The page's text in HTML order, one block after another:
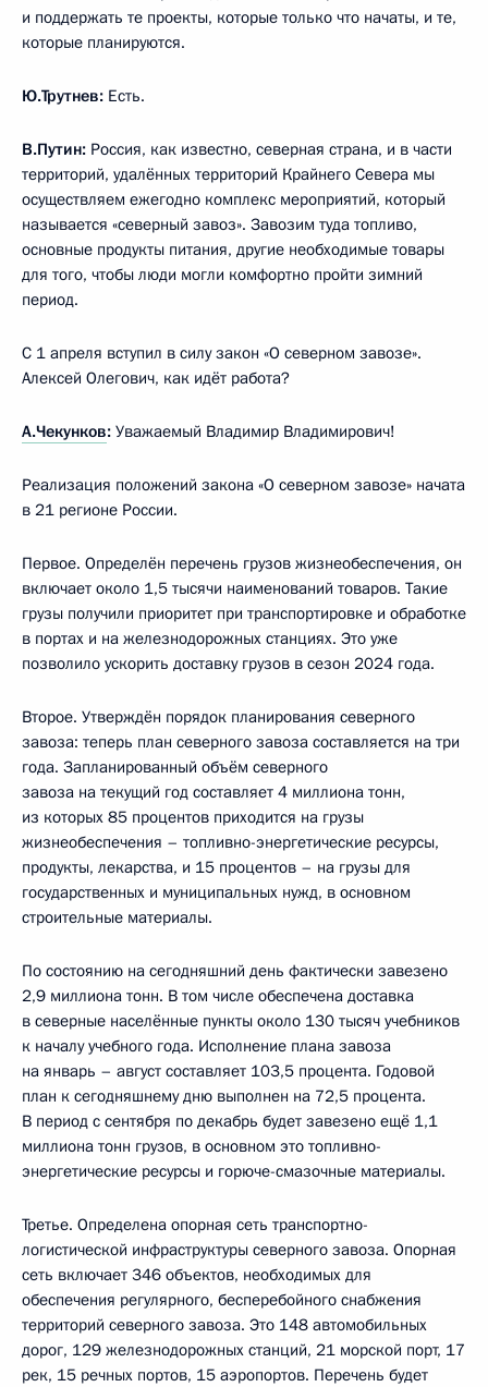
и поддержать те проекты, которые только что начаты, и те,
которые планируются.
Ю.Трутнев: Есть.
В.Путин: Россия, как известно, северная страна, и в части
территорий, удалённых территорий Крайнего Севера мы
осуществляем ежегодно комплекс мероприятий, который
называется «северный завоз». Завозим туда топливо,
основные продукты питания, другие необходимые товары
для того, чтобы люди могли комфортно пройти зимний
период.
С 1 апреля вступил в силу закон «О северном завозе».
Алексей Олегович, как идёт работа?
А.Чекунков: Уважаемый Владимир Владимирович!
Реализация положений закона «О северном завозе» начата
в 21 регионе России.
Первое. Определён перечень грузов жизнеобеспечения, он
включает около 1,5 тысячи наименований товаров. Такие
грузы получили приоритет при транспортировке и обработке
в портах и на железнодорожных станциях. Это уже
позволило ускорить доставку грузов в сезон 2024 года.
Второе. Утверждён порядок планирования северного
завоза: теперь план северного завоза составляется на три
года. Запланированный объём северного
завоза на текущий год составляет 4 миллиона тонн,
из которых 85 процентов приходится на грузы
жизнеобеспечения – топливно-энергетические ресурсы,
продукты, лекарства, и 15 процентов – на грузы для
государственных и муниципальных нужд, в основном
строительные материалы.
По состоянию на сегодняшний день фактически завезено
2,9 миллиона тонн. В том числе обеспечена доставка
в северные населённые пункты около 130 тысяч учебников
к началу учебного года. Исполнение плана завоза
на январь – август составляет 103,5 процента. Годовой
план к сегодняшнему дню выполнен на 72,5 процента.
В период с сентября по декабрь будет завезено ещё 1,1
миллиона тонн грузов, в основном это топливно-
энергетические ресурсы и горюче-смазочные материалы.
Третье. Определена опорная сеть транспортно-
логистической инфраструктуры северного завоза. Опорная
сеть включает 346 объектов, необходимых для
обеспечения регулярного, бесперебойного снабжения
территорий северного завоза. Это 148 автомобильных
дорог, 129 железнодорожных станций, 21 морской порт, 17
рек, 15 речных портов, 15 аэропортов. Перечень будет